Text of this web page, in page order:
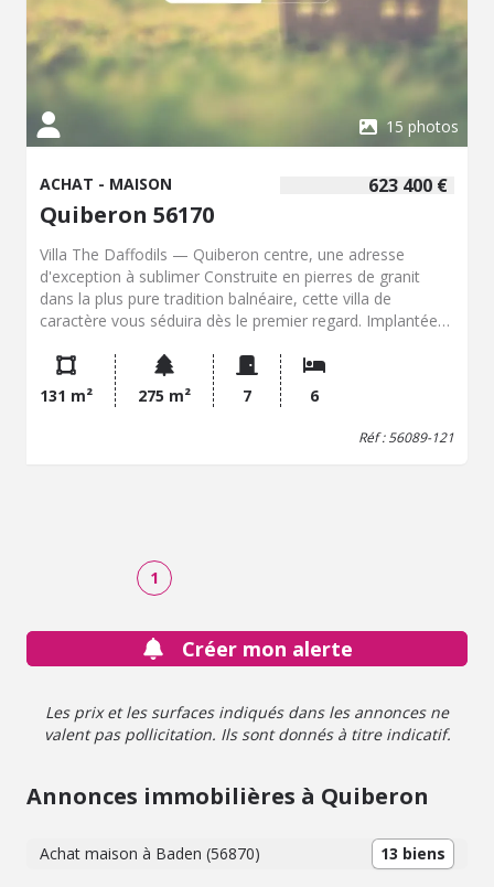
15 photos
623 400 €
ACHAT - MAISON
Quiberon 56170
Villa The Daffodils — Quiberon centre, une adresse
d'exception à sublimer Construite en pierres de granit
dans la plus pure tradition balnéaire, cette villa de
caractère vous séduira dès le premier regard. Implantée
et bénéficiant d'un agréable aperçu mer, elle offre une
silhouette reconnaissable entre toutes : balcons en bois,
garde-corps en fer forgé aux fenêtres, lucarne en pointe,
élévation sur quatre niveaux. Elle dispose d'une belle pièce
siècle, la Villa The Daffodils porte en elle une histoire rare
et une âme bien réelle. Elle appelle aujourd'hui une
souhaite lui redonner tout son éclat. Le potentiel est
indéniable, l'emplacement irremplaçable. Un bien rare,
pour un projet ambitieux.
131 m² 275 m² 7 6
Réf : 56089-121
1
Créer mon alerte
Les prix et les surfaces indiqués dans les annonces ne
valent pas pollicitation. Ils sont donnés à titre indicatif.
Annonces immobilières à Quiberon
Achat maison à Baden (56870) 13 biens